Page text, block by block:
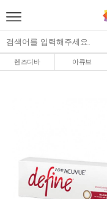
렌즈디바 아큐브